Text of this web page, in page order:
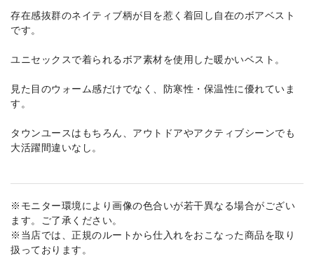
存在感抜群のネイティブ柄が目を惹く着回し自在のボアベスト
です。
ユニセックスで着られるボア素材を使用した暖かいベスト。
見た目のウォーム感だけでなく、防寒性・保温性に優れていま
す。
タウンユースはもちろん、アウトドアやアクティブシーンでも
大活躍間違いなし。
※モニター環境により画像の色合いが若干異なる場合がござい
ます。ご了承ください。
※当店では、正規のルートから仕入れをおこなった商品を取り
扱っております。